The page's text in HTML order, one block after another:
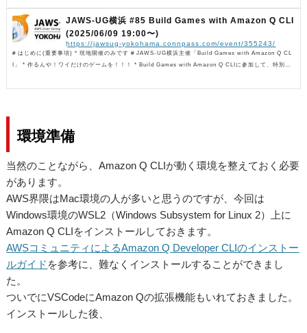
JAWS-UG横浜 #85 Build Games with Amazon Q CLI
(2025/06/09 19:00〜)
https://jawsug-yokohama.connpass.com/event/355243/
# はじめに(重要事項) * 現地開催のみです # JAWS-UG横浜主催「Build Games with Amazon Q CL
I」 * 作るんや！ワイだけのゲームを！！！ * Build Games with Amazon Q CLIに参加して、特別な
日本語ブログを執筆された、AWSJの稲田さん、金森さんがゲスト参加決定！ * AWSJのkinoppiさ
環境準備
当然のことながら、Amazon Q CLIが動く環境を整えておく必要
があります。
AWS界隈はMac環境の人が多いと思うのですが、今回は
Windows環境のWSL2（Windows Subsystem for Linux 2）上に
Amazon Q CLIをインストールしておきます。
AWSコミュニティによるAmazon Q Developer CLIのインストー
ルガイド を参考に、難なくインストールすることができまし
た。
ついでにVSCodeにAmazon Qの拡張機能もいれておきました。
インストールした後、